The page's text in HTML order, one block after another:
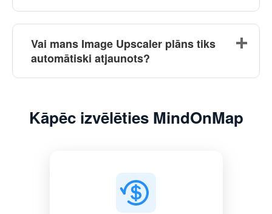
Vai mans Image Upscaler plāns tiks
automātiski atjaunots?
Kāpēc izvēlēties MindOnMap